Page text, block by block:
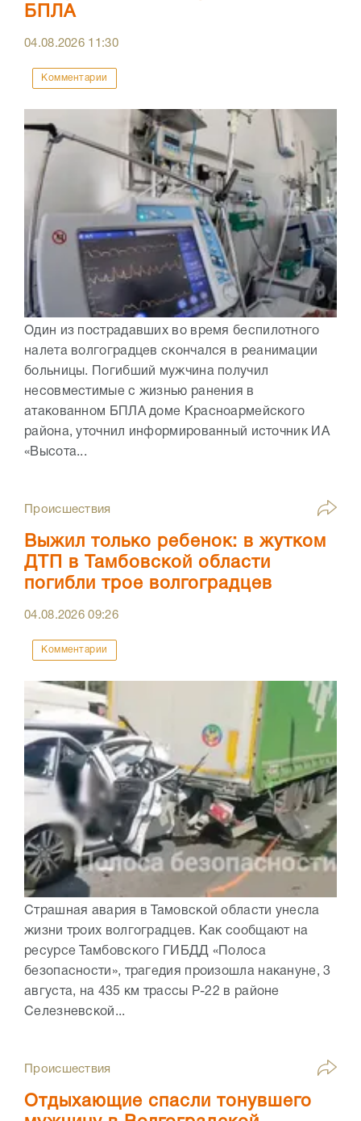
БПЛА
04.08.2026 11:30
Комментарии
Один из пострадавших во время беспилотного
налета волгоградцев скончался в реанимации
больницы. Погибший мужчина получил
несовместимые с жизнью ранения в
атакованном БПЛА доме Красноармейского
района, уточнил информированный источник ИА
«Высота...
Происшествия
Выжил только ребенок: в жутком
ДТП в Тамбовской области
погибли трое волгоградцев
04.08.202609:26
Комментарии
Страшная авария в Тамовской области унесла
жизни троих волгоградцев. Как сообщают на
ресурсе Тамбовского ГИБДД «Полоса
безопасности», трагедия произошла накануне, 3
августа, на 435 км трассы Р-22 в районе
Селезневской...
Происшествия
Отдыхающие спасли тонувшего